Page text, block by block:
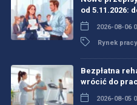
od 5.11.2026:
2026-08-06
Rynek pracy
Bezpłatna
wrócić do
2026-08-05